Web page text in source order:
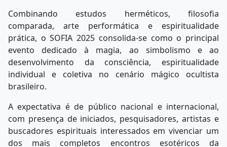
Combinando estudos herméticos, filosofia
comparada, arte performática e espiritualidade
prática, o SOFIA 2025 consolida-se como o principal
evento dedicado à magia, ao simbolismo e ao
desenvolvimento da consciência, espiritualidade
individual e coletiva no cenário mágico ocultista
brasileiro.
A expectativa é de público nacional e internacional,
com presença de iniciados, pesquisadores, artistas e
buscadores espirituais interessados em vivenciar um
dos mais completos encontros esotéricos da